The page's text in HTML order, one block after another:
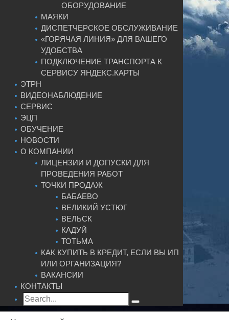
ОБОРУДОВАНИЕ
МАЯКИ
ДИСПЕТЧЕРСКОЕ ОБСЛУЖИВАНИЕ
«ГОРЯЧАЯ ЛИНИЯ» ДЛЯ ВАШЕГО
УДОБСТВА
ПОДКЛЮЧЕНИЕ ТРАНСПОРТА К
СЕРВИСУ ЯНДЕКС.КАРТЫ
ЭТРН
ВИДЕОНАБЛЮДЕНИЕ
СЕРВИС
ЭЦП
ОБУЧЕНИЕ
НОВОСТИ
О КОМПАНИИ
ЛИЦЕНЗИИ И ДОПУСКИ ДЛЯ
ПРОВЕДЕНИЯ РАБОТ
ТОЧКИ ПРОДАЖ
БАБАЕВО
ВЕЛИКИЙ УСТЮГ
ВЕЛЬСК
КАДУЙ
ТОТЬМА
КАК КУПИТЬ В КРЕДИТ, ЕСЛИ ВЫ ИП
ИЛИ ОРГАНИЗАЦИЯ?
ВАКАНСИИ
КОНТАКТЫ